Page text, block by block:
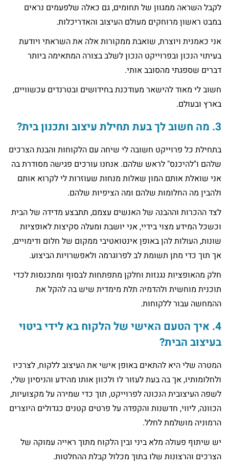
לקבל השראה ממגוון של תחומים, גם כאלה שלפעמים נראים
במבט ראשון מרוחקים מעולם העיצוב והאדריכלות.
אני כאמנית ויוצרת, שואבת ממקורות אלה את השראתי ויודעת
בעיתוי הנכון ובפרוייקט הנכון לשלב בצורה המתאימה ביותר
דברים שספגתי מהסובב אותי.
חשוב לי מאוד להישאר מעודכנת בחידושים ובטרנדים עכשוויים,
בארץ ובעולם.
3. מה חשוב לך בעת תחילת עיצוב ותכנון בית?
בתחילת כל פרוייקט חשובה לי שיחה עם הלקוחות והבנת הצרכים
שלהם ו"להיכנס" לראש שלהם. אנחנו עורכים פגישה מסודרת בה
אני שואלת אותם המון שאלות מנחות שעוזרות לי לקרוא אותם
ולהבין מה החלומות שלהם ומה הציפיות שלהם.
לצד ההכרות וההבנה של האנשים עצמם, תתבצע מדידה של הבית
וכשכל המידע מצוי בידיי, אני יושבת ומעלה סקיצות לאופציות
שונות, העולות להן באופן אינטואטיבי ממקום של חלום ודימויים,
אך תוך כדי מתן תשומת לב לפרוגרמה ולאפשרויות הביצוע.
חלק מהאופציות נגנזות וחלקן מתפתחות לבסוף ומתכנסות לכדי
תוכנית מוחשית ולהדמיה תלת מימדית שיש בה להקל את
ההמחשה עבור ללקוחות.
4. איך הטעם האישי של הלקוח בא לידי ביטוי
בעיצוב הבית?
המטרה שלי היא להתאים באופן אישי את העיצוב ללקוח, לצרכיו
ולחלומותיו, אך בה בעת לעזור לו ולכוון אותו מהידע והניסיון שלי,
לשפה העיצובית הנכונה לפרוייקט, תוך כדי שמירה על מקצועיות,
הכוונה, ליווי, חדשנות והקפדה על פרטים קטנים כגדולים היוצרים
הרמוניה מושלמת לחלל.
יש שיתוף פעולה מלא ביני ובין הלקוח מתוך ראייה עמוקה של
הצרכים והרצונות שלו בתוך מכלול קבלת ההחלטות.